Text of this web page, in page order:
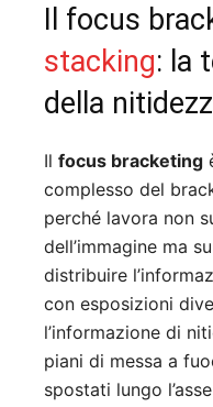
Il focus
stacking: la
della
Il focus bracketing
complesso del
perché lavora non
dell’immagine ma
distribuire
con esposizioni
l’informazione di
piani di messa a
spostati lungo